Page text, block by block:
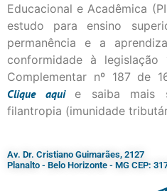
Educacional e Acadêmica
estudo para ensino
permanência e a
conformidade à
Complementar nº 187 de
Cliqueaqui
e saiba mais
filantropia (imunidade
Av. Dr. Cristiano Guimarães, 2127
Planalto - Belo Horizonte - MG CEP: